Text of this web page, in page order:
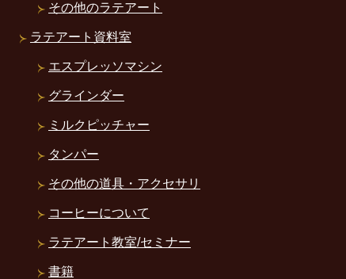
その他のラテアート
ラテアート資料室
エスプレッソマシン
グラインダー
ミルクピッチャー
タンパー
その他の道具・アクセサリ
コーヒーについて
ラテアート教室/セミナー
書籍